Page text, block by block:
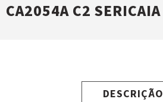
CA2054A C2 SERICAIA
DESCRIÇÃO